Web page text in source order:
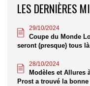
LES DERNIÈRES
29/10/2024
Coupe du Monde
seront (presque) tous là
28/10/2024
Modèles et Allures
Prost a trouvé la